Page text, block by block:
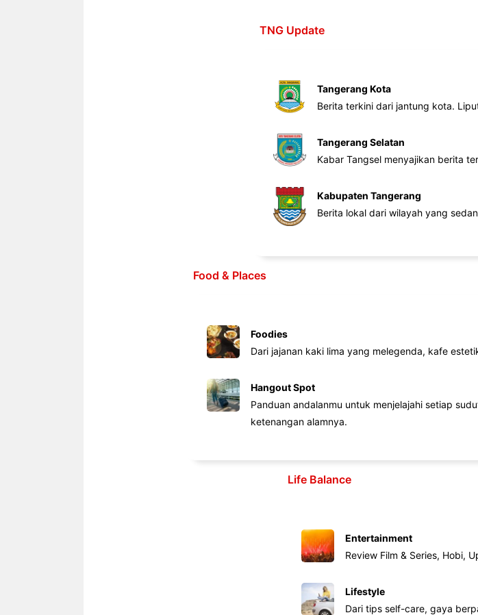
TNG Update
Tangerang Kota
Berita terkini dari jantung kota.
Tangerang Selatan
Kabar Tangsel menyajikan berita
Kabupaten Tangerang
Berita lokal dari wilayah yang
Food & Places
Foodies
Dari jajanan kaki lima yang melegenda, kafe
Hangout Spot
Panduan andalanmu untuk menjelajahi setiap
ketenangan alamnya.
Life Balance
Entertainment
Review Film & Series, Hobi,
Lifestyle
Dari tips self-care, gaya